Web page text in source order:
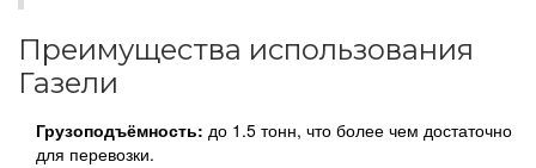
Преимущества использования
Газели
Грузоподъёмность: до 1.5 тонн, что более чем достаточно
для перевозки.